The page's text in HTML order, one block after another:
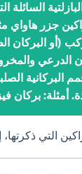
جزر هاواي
(أو البركان
الدرعي
البركانية
أمثلة: بركان
التي